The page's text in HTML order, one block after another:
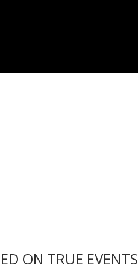
ON TRUE EVENTS